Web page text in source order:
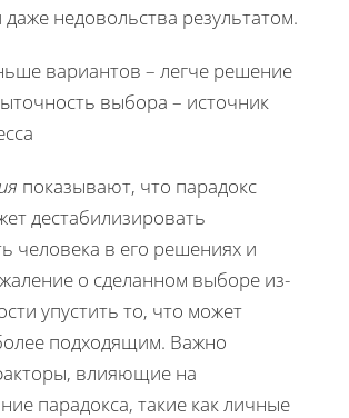
недовольства результатом.
вариантов – легче решение
выбора – источник
показывают, что парадокс
дестабилизировать
человека в его решениях и
о сделанном выборе из-
упустить то, что может
подходящим. Важно
влияющие на
парадокса, такие как личные